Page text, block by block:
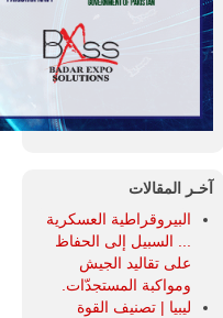
آخـر المقالات
البيروقراطية العسكرية
... السبيل إلى الحفاظ
على تقاليد الجيش
ومواكبة المستجدّات.
ليبيا | تصنيف القوة